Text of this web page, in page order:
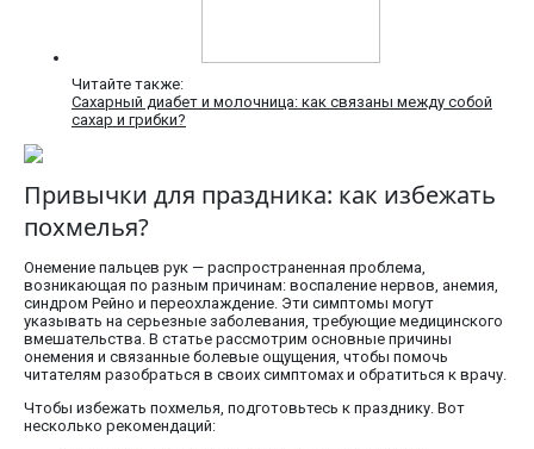
Читайте также:
Сахарный диабет и молочница: как связаны между собой
сахар и грибки?
Привычки для праздника: как избежать
похмелья?
Онемение пальцев рук — распространенная проблема,
возникающая по разным причинам: воспаление нервов, анемия,
синдром Рейно и переохлаждение. Эти симптомы могут
указывать на серьезные заболевания, требующие медицинского
вмешательства. В статье рассмотрим основные причины
онемения и связанные болевые ощущения, чтобы помочь
читателям разобраться в своих симптомах и обратиться к врачу.
Чтобы избежать похмелья, подготовьтесь к празднику. Вот
несколько рекомендаций: